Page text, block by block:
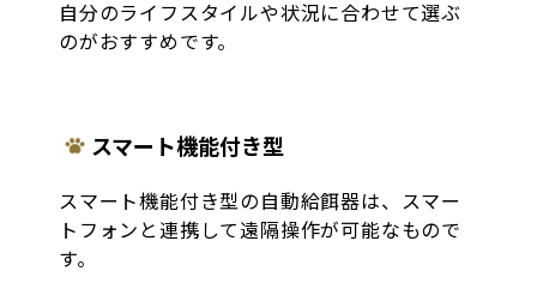
自分のライフスタイルや状況に合わせて選ぶ
のがおすすめです。
スマート機能付き型
スマート機能付き型の自動給餌器は、スマー
トフォンと連携して遠隔操作が可能なもので
す。